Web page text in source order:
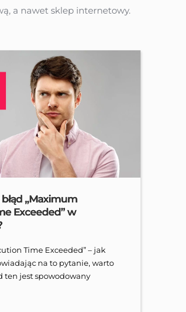
a nawet sklep internetowy.
„Maximum
Exceeded” w
Time Exceeded” – jak
na to pytanie, warto
ten jest spowodowany